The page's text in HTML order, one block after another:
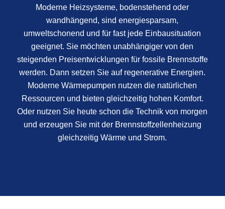
Moderne Heizsysteme, bodenstehend oder
wandhängend, sind energiesparsam,
umweltschonend und für fast jede Einbausituation
geeignet. Sie möchten unabhängiger von den
steigenden Preisentwicklungen für fossile Brennstoffe
werden. Dann setzen Sie auf regenerative Energien.
Moderne Wärmepumpen nutzen die natürlichen
Ressourcen und bieten gleichzeitig hohen Komfort.
Oder nutzen Sie heute schon die Technik von morgen
und erzeugen Sie mit der Brennstoffzellenheizung
gleichzeitig Wärme und Strom.